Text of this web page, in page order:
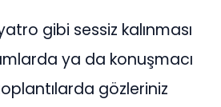
gibi sessiz kalınması
ya da konuşmacı
gözleriniz